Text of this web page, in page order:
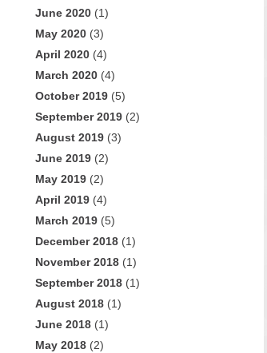
June 2020 (1)
May 2020 (3)
April 2020 (4)
March 2020 (4)
October 2019 (5)
September 2019 (2)
August 2019 (3)
June 2019 (2)
May 2019 (2)
April 2019 (4)
March 2019 (5)
December 2018 (1)
November 2018 (1)
September 2018 (1)
August 2018 (1)
June 2018 (1)
May 2018 (2)